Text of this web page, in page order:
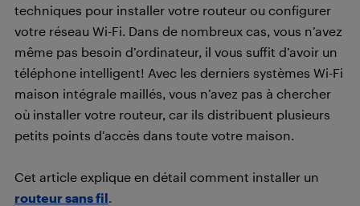
techniques pour installer votre routeur ou configurer
votre réseau Wi-Fi. Dans de nombreux cas, vous n’avez
même pas besoin d’ordinateur, il vous suffit d’avoir un
téléphone intelligent! Avec les derniers systèmes Wi-Fi
maison intégrale maillés, vous n’avez pas à chercher
où installer votre routeur, car ils distribuent plusieurs
petits points d’accès dans toute votre maison.
Cet article explique en détail comment installer un
routeur sans fil.